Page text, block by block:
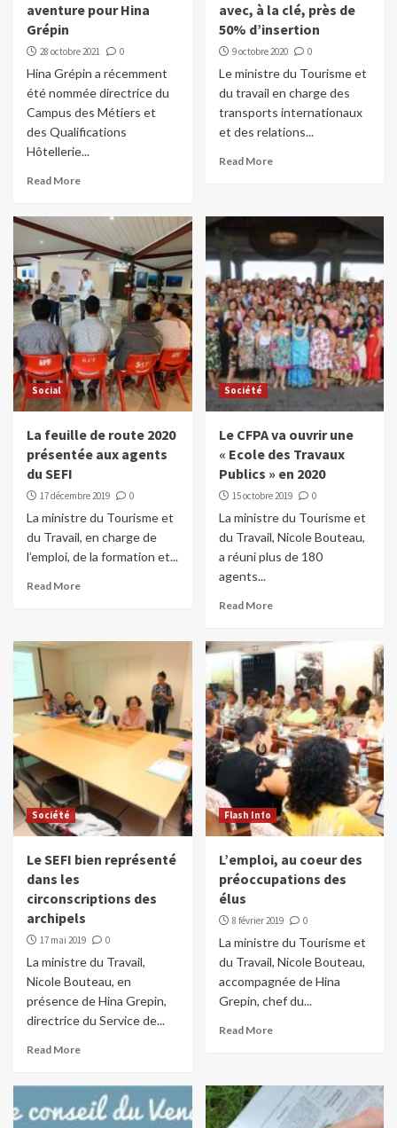
aventure pour Hina
Grépin
28 octobre 2021 0
Hina Grépin a récemment
été nommée directrice du
Campus des Métiers et
des Qualifications
Hôtellerie...
Read More
avec, à la clé, près de
50% d’insertion
9 octobre 2020 0
Le ministre du Tourisme et
du travail en charge des
transports internationaux
et des relations...
Read More
Social
La feuille de route 2020
présentée aux agents
du SEFI
17 décembre 2019 0
La ministre du Tourisme et
du Travail, en charge de
l’emploi, de la formation et...
Read More
Société
Le CFPA va ouvrir une
« Ecole des Travaux
Publics » en 2020
15 octobre 2019 0
La ministre du Tourisme et
du Travail, Nicole Bouteau,
a réuni plus de 180
agents...
Read More
Société
Le SEFI bien représenté
dans les
circonscriptions des
archipels
17 mai 2019 0
La ministre du Travail,
Nicole Bouteau, en
présence de Hina Grepin,
directrice du Service de...
Read More
Flash Info
L’emploi, au coeur des
préoccupations des
élus
8 février 2019 0
La ministre du Tourisme et
du Travail, Nicole Bouteau,
accompagnée de Hina
Grepin, chef du...
Read More